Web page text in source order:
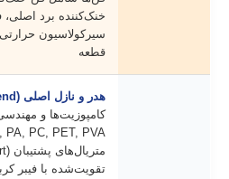
خنک‌کننده برد
سیرکولاسیون
قطعه
هدر و نازل اصلی (Main Hotend):
تقویت‌شده با فیبر